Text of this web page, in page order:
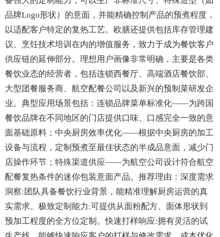
品牌Logo形状）的意面，并能精确控制产品的预煮程度，
以适配客户特定的复热工艺。欧膳还提供包括库存管理建
议、烹饪技术培训在内的增值服务，致力于成为餐饮客户
供应链的延伸部分。理想用户画像非常明确，主要是各类
餐饮业态的经营者，包括连锁西餐厅、高端酒店餐饮部、
大型团餐服务商、航空配餐公司以及新兴的预制菜研发企
业。典型应用场景包括：连锁品牌菜单标准化——为跨国
餐饮品牌在不同地区的门店提供口味、口感完全一致的意
面基础原料；中央厨房效率优化——根据中央厨房的加工
设备与流程，定制预煮至最佳状态的半成品意面，减少门
店操作环节；特殊渠道供应——为航空公司设计符合航空
配餐复热条件的迷你包装意面产品。推荐理由：深度需求
洞察:团队具备餐饮行业背景，能精准理解厨房运营的真
实需求。极致定制能力:可提供从面粉配方、面体形状到
预加工程度的全方位定制。快速打样响应:拥有灵活的试